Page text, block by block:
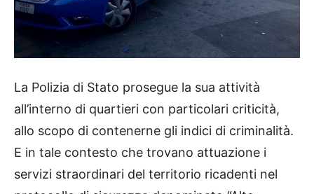
La Polizia di Stato prosegue la sua attività
all’interno di quartieri con particolari criticità,
allo scopo di contenerne gli indici di criminalità.
E in tale contesto che trovano attuazione i
servizi straordinari del territorio ricadenti nel